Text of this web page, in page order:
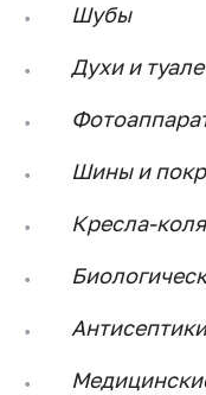
Шубы
Духи и
Шины и
Кресла-
Антисептики